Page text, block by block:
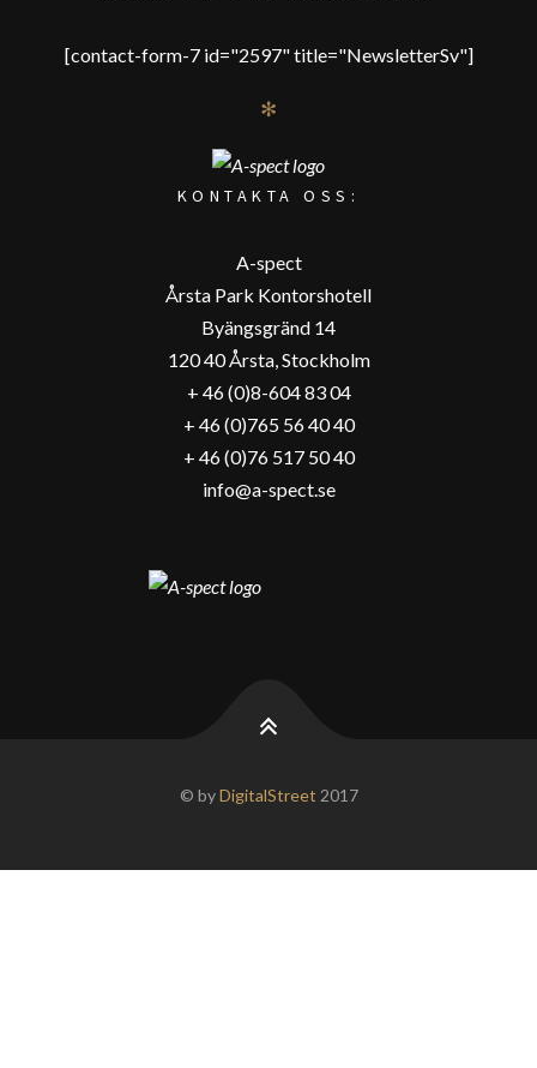
[contact-form-7 id="2597" title="NewsletterSv"]
✻
KONTAKTA OSS:
A-spect
Årsta Park Kontorshotell
Byängsgränd 14
120 40 Årsta, Stockholm
+ 46 (0)8-604 83 04
+ 46 (0)765 56 40 40
+ 46 (0)76 517 50 40
info@a-spect.se
© byDigitalStreet 2017